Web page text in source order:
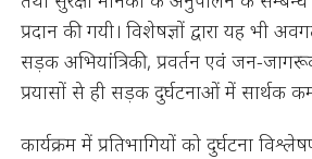
प्रदान की गयी। विशेषज्ञों द्वारा यह भी
सड़क अभियांत्रिकी, प्रवर्तन एवं जन-
प्रयासों से ही सड़क दुर्घटनाओं में सार्थक
कार्यक्रम में प्रतिभागियों को दुर्घटना